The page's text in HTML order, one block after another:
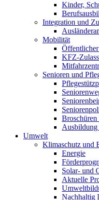
Kinder,
Integration und
Mobilität
KFZ-
Senioren und
Ausbildung
Umwelt
Klimaschutz und
Energie
Solar- und
Aktuelle
Nachhaltig